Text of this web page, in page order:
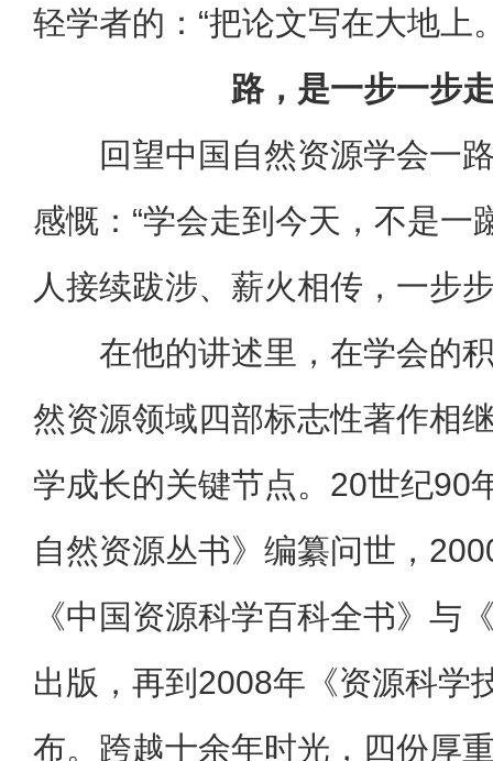
轻学者的：“把论文写在大地上
路，是一步一步
回望中国自然资源学会一
感慨：“学会走到今天，不是一
人接续跋涉、薪火相传，一步
在他的讲述里，在学会的
然资源领域四部标志性著作相
学成长的关键节点。20世纪90
自然资源丛书》编纂问世，
《中国资源科学百科全书》与
出版，再到2008年《资源科学
布。跨越十余年时光，四份厚